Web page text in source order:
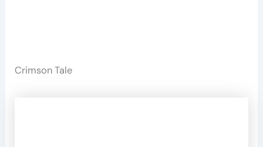
Crimson Tale